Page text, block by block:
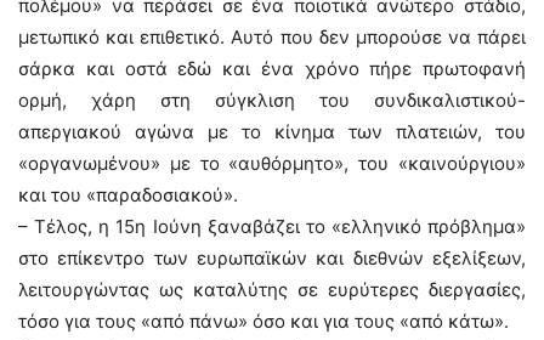
πολέμου» να περάσει σε ένα ποιοτικά ανώτερο στάδιο,
μετωπικό και επιθετικό. Αυτό που δεν μπορούσε να πάρει
σάρκα και οστά εδώ και ένα χρόνο πήρε πρωτοφανή
ορμή, χάρη στη σύγκλιση του συνδικαλιστικού-
απεργιακού αγώνα με το κίνημα των πλατειών, του
«οργανωμένου» με το «αυθόρμητο», του «καινούργιου»
και του «παραδοσιακού».
– Τέλος, η 15η Ιούνη ξαναβάζει το «ελληνικό πρόβλημα»
στο επίκεντρο των ευρωπαϊκών και διεθνών εξελίξεων,
λειτουργώντας ως καταλύτης σε ευρύτερες διεργασίες,
τόσο για τους «από πάνω» όσο και για τους «από κάτω».